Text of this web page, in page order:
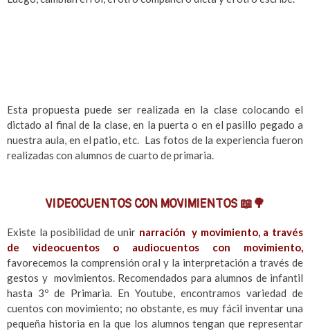
Esta propuesta puede ser realizada en la clase colocando el
dictado al final de la clase, en la puerta o en el pasillo pegado a
nuestra aula, en el patio, etc. Las fotos de la experiencia fueron
realizadas con alumnos de cuarto de primaria.
VIDEOCUENTOS CON MOVIMIENTOS 📖🌳
Existe la posibilidad de unir narración y movimiento, a través
de videocuentos o audiocuentos con movimiento,
favorecemos la comprensión oral y la interpretación a través de
gestos y movimientos. Recomendados para alumnos de infantil
hasta 3º de Primaria. En Youtube, encontramos variedad de
cuentos con movimiento; no obstante, es muy fácil inventar una
pequeña historia en la que los alumnos tengan que representar